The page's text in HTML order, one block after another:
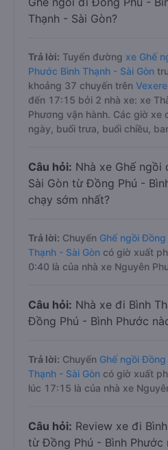
Thạnh - Sài Gòn?
Trả lời: Tuyến đường xe Ghế
Phước Bình Thạnh - Sài Gòn
khoảng 37 chuyến trên
đến 17:15 bởi 2 nhà xe: xe
Phương vận hành. Các giờ xe
ngày, buổi trưa, buổi chiều,
Câu hỏi: Nhà xe Ghế ngồi
Sài Gòn từ Đồng Phú -
chạy sớm nhất?
Trả lời: Chuyến Ghế ngồi
Thạnh - Sài Gòn có giờ xuất
0:40 là của nhà xe Nguyên
Câu hỏi: Nhà xe đi Bình
Đồng Phú - Bình Phước
Trả lời: Chuyến Ghế ngồi
Thạnh - Sài Gòn có giờ xuất
lúc 17:15 là của nhà xe
Câu hỏi: Review xe đi
từ Đồng Phú - Bình Phước